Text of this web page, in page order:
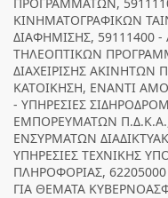
ΚΙΝΗΜΑΤΟΓΡΑΦΙΚΩΝ
ΔΙΑΦΗΜΙΣΗΣ, 59111400
ΤΗΛΕΟΠΤΙΚΩΝ
ΔΙΑΧΕΙΡΙΣΗΣ ΑΚΙΝΗΤΩΝ
ΚΑΤΟΙΚΗΣΗ, ΕΝΑΝΤΙ
- ΥΠΗΡΕΣΙΕΣ
ΕΜΠΟΡΕΥΜΑΤΩΝ Π.Δ.Κ.Α.,
ΕΝΣΥΡΜΑΤΩΝ
ΥΠΗΡΕΣΙΕΣ ΤΕΧΝΙΚΗΣ
ΠΛΗΡΟΦΟΡΙΑΣ,
ΓΙΑ ΘΕΜΑΤΑ